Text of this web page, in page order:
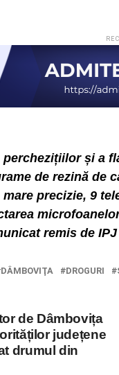
perchezițiilor și a
de rezină de
precizie, 9
remis de
DÂMBOVIŢA DROGURI
de Dâmbovița
județene
drumul din